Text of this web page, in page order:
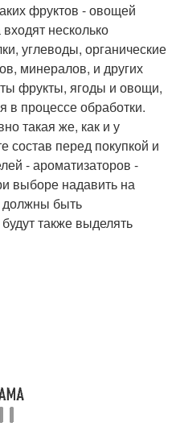
фруктов - овощей
несколько
углеводы, органические
минералов, и других
фрукты, ягоды и овощи,
в процессе обработки.
такая же, как и у
состав перед покупкой и
- ароматизаторов -
выборе надавить на
должны быть
также выделять